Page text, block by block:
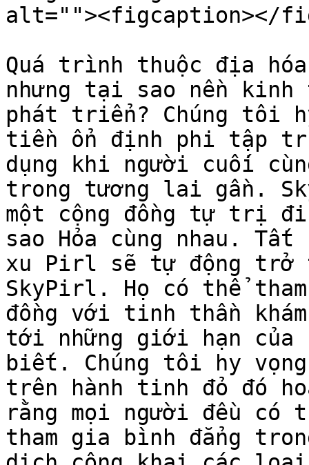
alt=""><figcaption></
Quá trình thuộc địa
nhưng tại sao nền kinh
phát triển? Chúng tôi
tiền ổn định phi tập
dụng khi người cuối
trong tương lai gần.
một cộng đồng tự trị đi
sao Hỏa cùng nhau.
xu Pirl sẽ tự động trở
SkyPirl. Họ có thể
đồng với tinh thần
tới những giới hạn của
biết. Chúng tôi hy
trên hành tinh đỏ đó
rằng mọi người đều có
tham gia bình đẳng